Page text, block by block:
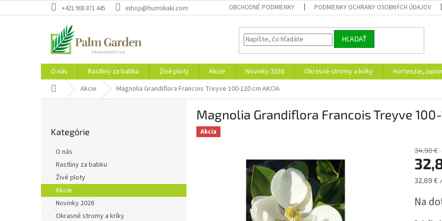
na
+421 908 871 445 eshop@hurmikaki.com OBCHODNÉ PODMIENKY PODMIENKY OCHRANY OSOBNÝCH ÚDAJOV
HĽADAŤ
O nás Rastliny za babku Živé ploty Akcie Novinky 2026 Okrasné stromy a kríky
DomovAkcie Magnolia Grandiflora Francois Treyve 100-120 cm AKCIA
kategórie
Kategórie
O nás
Rastliny za babku
Živé ploty
Akcie
Novinky 2026
Okrasné stromy a kríky
Magnolia Grandiflora Francois Treyve 100-
Akcia
34,90 €
32,89 €
Na